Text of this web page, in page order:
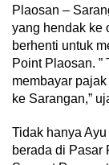
Plaosan –
yang hendak ke
berhenti untuk
Point Plaosan. ”
membayar
ke Sarangan,”
Tidak hanya
berada di Pasar